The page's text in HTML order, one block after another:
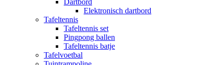
Dartbord
Elektronisch dartbord
Tafeltennis
Tafeltennis set
Pingpong ballen
Tafeltennis batje
Tafelvoetbal